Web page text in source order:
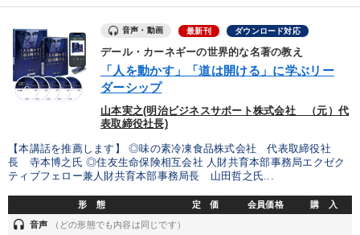
しいただけます
カテゴリー
経済・景気・相場予測
「利上げ時代の最新・銀行対策」＋「不動産市況予測」＋「市場
予測と株式投資」最新刊
タル版（音声／動画ストリーミング・ダウンロード）
音声・動画 最新刊 ダウンロード対応
デール・カーネギーの世界的な名著の教え
「人を動かす」「道は開ける」に学ぶリー
ダーシップ
山本実之(明治ビジネスサポート株式会社 （元）代
表取締役社長)
【本講話を推薦します】 ◎味の素冷凍食品株式会社 代表取締役社
長 寺本博之氏 ◎住友生命保険相互会社 人財共育本部事務局エクゼク
ティブフェロー兼人財共育本部事務局長 山田哲之氏...
形 態 定 価 会員価格 購 入
headset 音声 （どの形態でも内容は同じです）